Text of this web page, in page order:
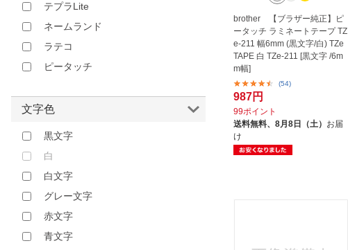
brother 【ブラザー純正】ピ
ータッチ ラミネートテープ TZ
e-211 幅6mm (黒文字/白) TZe
TAPE 白 TZe-211 [黒文字 /6m
m幅]
(54)
987円
99ポイント
送料無料、 8月8日（土） お届
け
クリア
テプラLite
ネームランド
ラテコ
ピータッチ
文字色
黒文字
白
白文字
グレー文字
赤文字
青文字